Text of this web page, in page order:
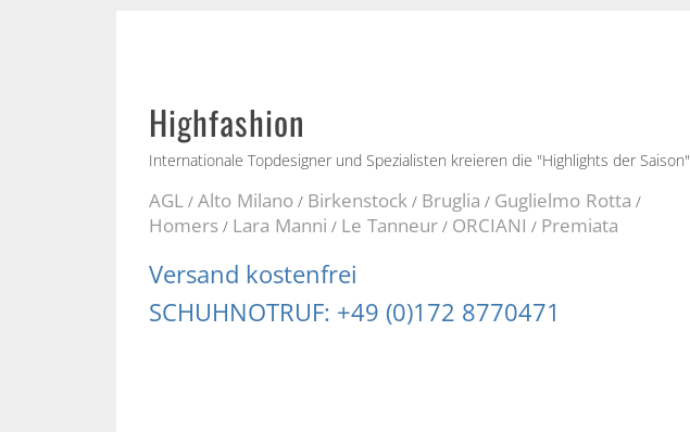
Highfashion
Internationale Topdesigner und Spezialisten kreieren die "Highlights der Saison"
AGL / Alto Milano / Birkenstock / Bruglia / Guglielmo Rotta /
Homers / Lara Manni / Le Tanneur / ORCIANI / Premiata
Versand kostenfrei
SCHUHNOTRUF: +49 (0)172 8770471